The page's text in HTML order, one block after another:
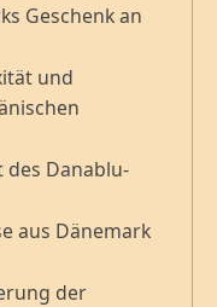
Geschenk an
und
des Danablu-
aus Dänemark
der